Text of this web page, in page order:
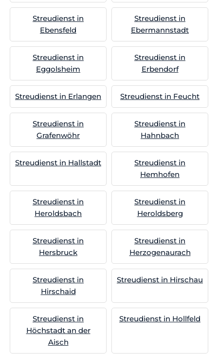
Streudienst in
Ebensfeld
Streudienst in
Ebermannstadt
Streudienst in
Eggolsheim
Streudienst in
Erbendorf
Streudienst in Erlangen Streudienst in Feucht
Streudienst in
Grafenwöhr
Streudienst in
Hahnbach
Streudienst in Hallstadt
Streudienst in
Hemhofen
Streudienst in
Heroldsbach
Streudienst in
Heroldsberg
Streudienst in
Hersbruck
Streudienst in
Herzogenaurach
Streudienst in
Hirschaid
Streudienst in Hirschau
Streudienst in
Höchstadt an der
Aisch
Streudienst in Hollfeld